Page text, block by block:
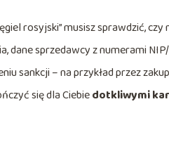
rosyjski” musisz sprawdzić,
dane sprzedawcy z numerami
sankcji – na przykład przez
się dla Ciebiedotkliwymi